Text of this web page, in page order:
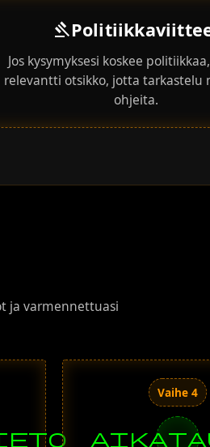
gavel
Jos kysymyksesi koskee
relevantti otsikko, jotta tarkastelu
ohjeita.
ja varmennettuasi
Vaihe 4